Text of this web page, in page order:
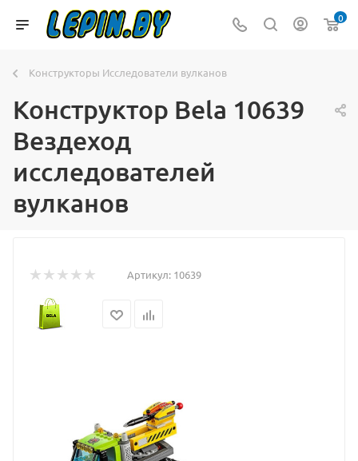
0
Конструкторы Исследователи вулканов
Конструктор Bela 10639
Вездеход
исследователей
вулканов
Артикул: 10639